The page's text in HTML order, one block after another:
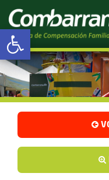
Abrir barra